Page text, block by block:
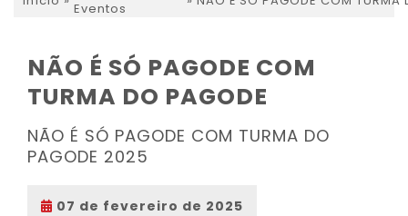
Eventos
NÃO É SÓ PAGODE COM
TURMA DO PAGODE
NÃO É SÓ PAGODE COM TURMA DO
PAGODE 2025
07 de fevereiro de 2025